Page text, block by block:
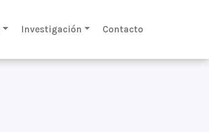
Investigación Contacto